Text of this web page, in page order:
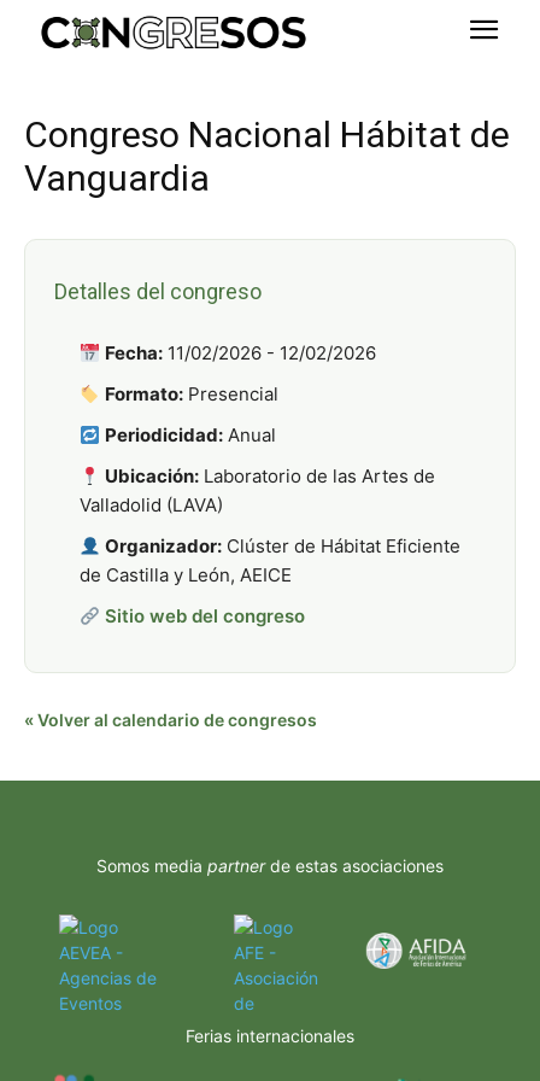
Congreso Nacional Hábitat de
Vanguardia
Detalles del congreso
Fecha: 11/02/2026 - 12/02/2026
Formato: Presencial
Periodicidad: Anual
Ubicación: Laboratorio de las Artes de
Valladolid (LAVA)
Organizador: Clúster de Hábitat Eficiente
de Castilla y León, AEICE
Sitio web del congreso
« Volver al calendario de congresos
Somos media partnerde estas asociaciones
Ferias internacionales